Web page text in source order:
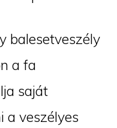
balesetveszély
a fa
saját
a veszélyes